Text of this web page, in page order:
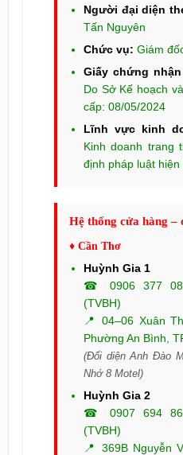
Người đại diện
Tấn Nguyên
Chức vụ: Giám
Giấy chứng nhận
Do Sở Kế hoạch
cấp: 08/05/2024
Lĩnh vực kinh
Kinh doanh trang
định pháp luật hiện
Hệ thống cửa hàng –
♦ Cần Thơ
Huỳnh Gia 1
☎ 0906 377
(TVBH)
📍 04–06 Xuân
Phường An Bình,
(Đối diện Anh Đào
Nhớ 8 Motel)
Huỳnh Gia 2
☎ 0907 694
(TVBH)
📍 369B Nguyễn